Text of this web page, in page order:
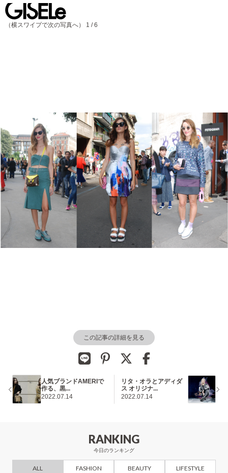
GISELe(ジ
（横スワイプで次の写真へ） 1 / 6
この記事の詳細を見る
人気ブランドAMERIで
作る、黒...
2022.07.14
リタ・オラとアディダ
ス オリジナ...
2022.07.14
RANKING
今日のランキング
ALL FASHION BEAUTY LIFESTYLE